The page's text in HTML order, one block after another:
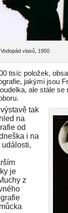
vlasů, 1950
tisíc položek,
jakými jsou
ale stále se
tak
na
od
i na
události,
je
z